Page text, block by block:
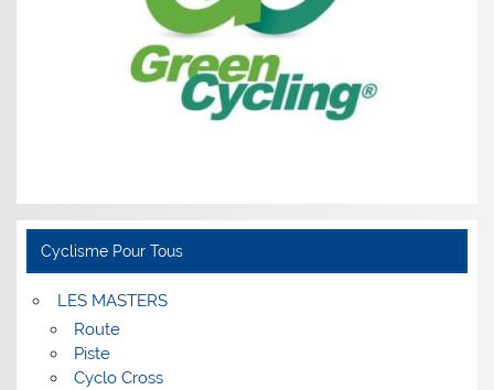
Cyclisme Pour Tous
LES MASTERS
Route
Piste
Cyclo Cross